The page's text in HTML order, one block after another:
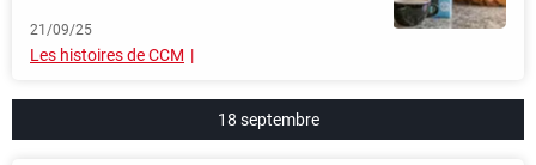
21/09/25
Les histoires de CCM
18 septembre